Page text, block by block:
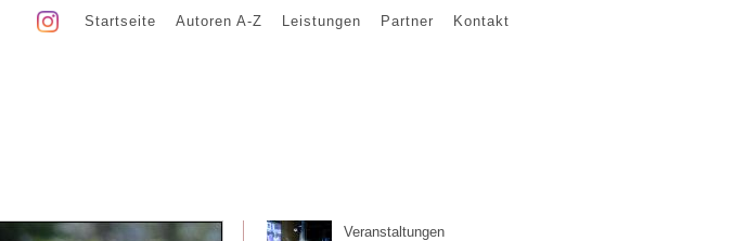
Startseite Autoren A-Z Leistungen Partner Kontakt
Veranstaltungen